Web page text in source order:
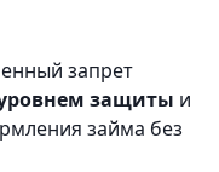
запрет
защиты и
займа без